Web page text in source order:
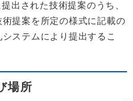
出された技術提案のうち、
提案を所定の様式に記載の
ステムにより提出するこ
場所